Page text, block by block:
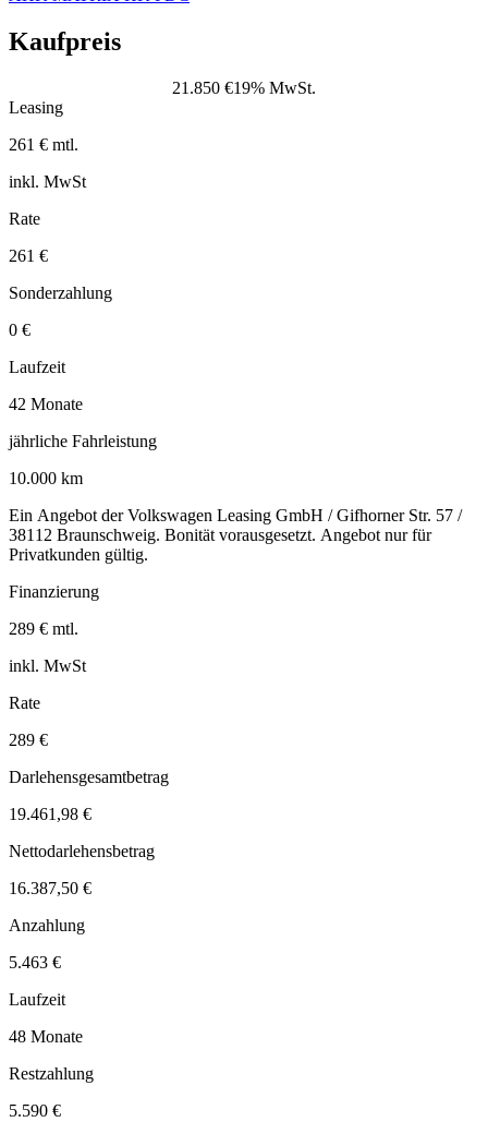
Kaufpreis
21.850 €19% MwSt.
Leasing
261 € mtl.
inkl. MwSt
Rate
261 €
Sonderzahlung
0 €
Laufzeit
42 Monate
jährliche Fahrleistung
10.000 km
Ein Angebot der Volkswagen Leasing GmbH / Gifhorner Str. 57 /
38112 Braunschweig. Bonität vorausgesetzt. Angebot nur für
Privatkunden gültig.
Finanzierung
289 € mtl.
inkl. MwSt
Rate
289 €
Darlehensgesamtbetrag
19.461,98 €
Nettodarlehensbetrag
16.387,50 €
Anzahlung
5.463 €
Laufzeit
48 Monate
Restzahlung
5.590 €